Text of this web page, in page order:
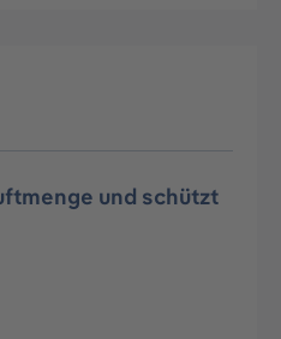
und schützt